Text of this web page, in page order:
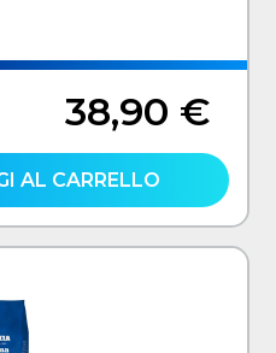
38,90 €
AL CARRELLO